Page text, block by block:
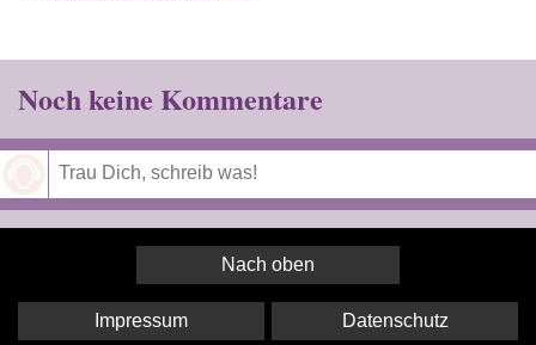
Noch keine Kommentare
Nach oben
Impressum Datenschutz